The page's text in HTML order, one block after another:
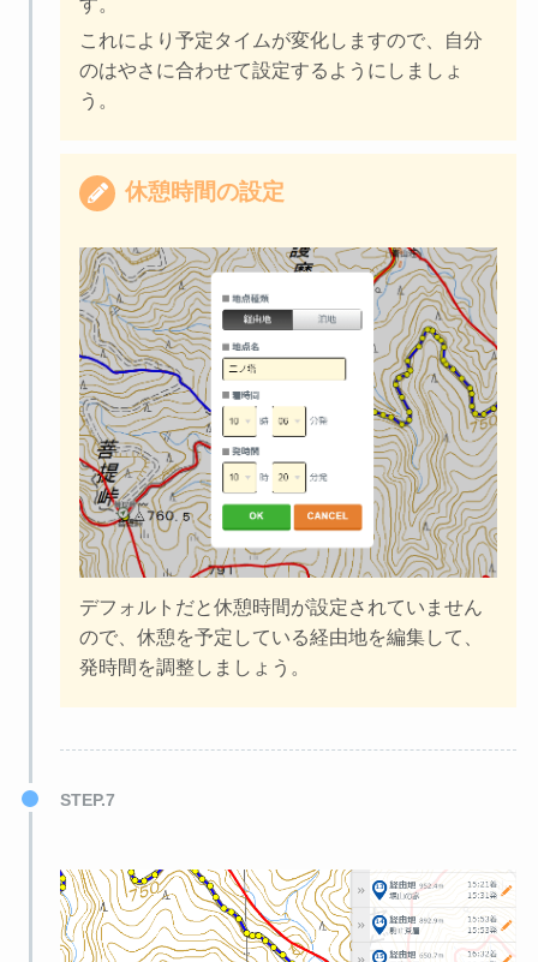
これにより予定タイムが変化しますので、自分
のはやさに合わせて設定するようにしましょ
う。
休憩時間の設定
デフォルトだと休憩時間が設定されていません
ので、休憩を予定している経由地を編集して、
発時間を調整しましょう。
STEP.7